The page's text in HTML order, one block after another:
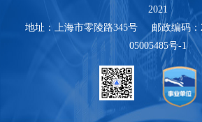
2021
地址：上海市零陵路345号 邮政编
05005485号-1